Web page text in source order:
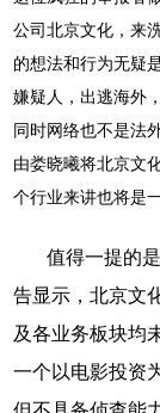
公司北京文化，来
的想法和行为无疑
嫌疑人，出逃海外
同时网络也不是法
由娄晓曦将北京文
个行业来讲也将是
值得一提的
告显示，北京文
及各业务板块均
一个以电影投资